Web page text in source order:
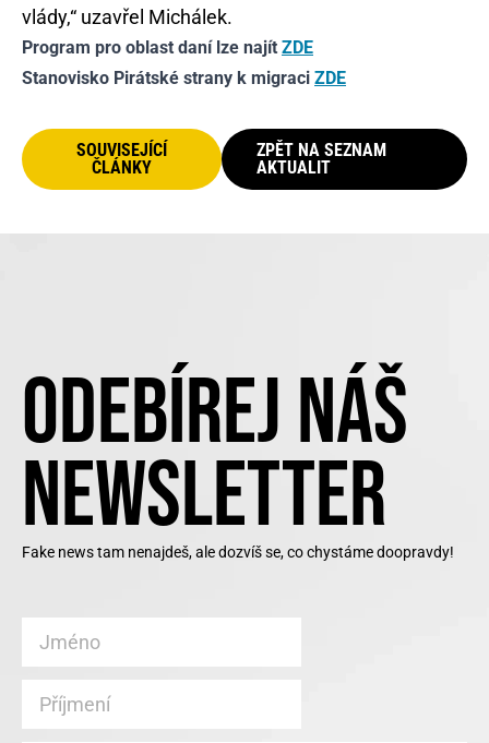
vlády,“ uzavřel Michálek.
Program pro oblast daní lze najít ZDE
Stanovisko Pirátské strany k migraci ZDE
SOUVISEJÍCÍ
ČLÁNKY
ZPĚT NA SEZNAM
AKTUALIT
ODEBÍREJ NÁŠ
NEWSLETTER
Fake news tam nenajdeš, ale dozvíš se, co chystáme doopravdy!